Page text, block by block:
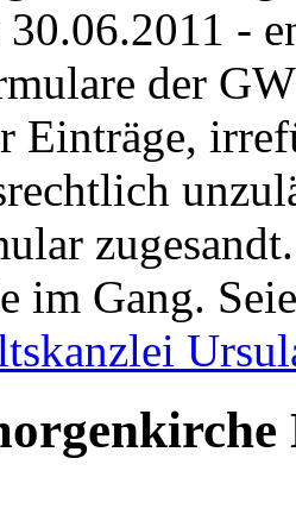
-
der
Einträge,
im Gang.